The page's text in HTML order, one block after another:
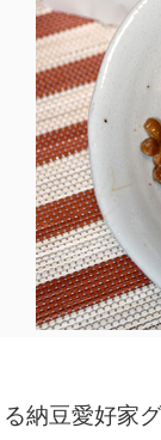
納豆愛好家